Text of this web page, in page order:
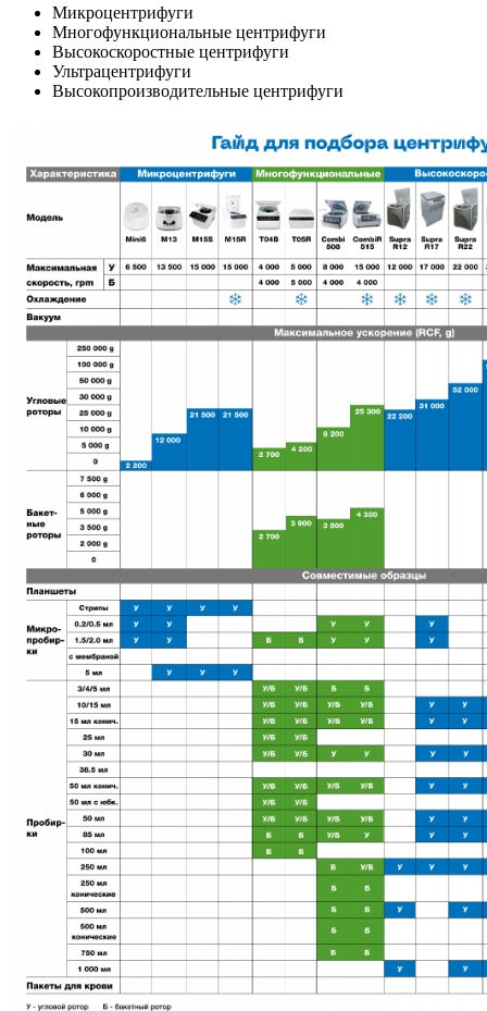
Микроцентрифуги
Многофункциональные центрифуги
Высокоскоростные центрифуги
Ультрацентрифуги
Высокопроизводительные центрифуги